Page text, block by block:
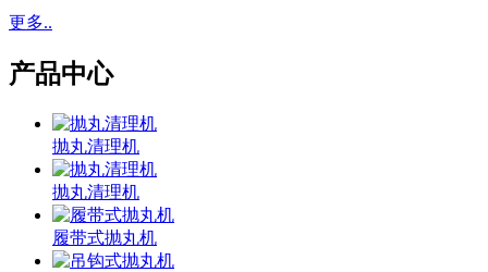
更多..
产品中心
抛丸清理机
抛丸清理机
履带式抛丸机